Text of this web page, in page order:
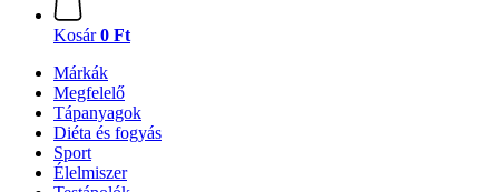
Kosár 0 Ft
Márkák
Megfelelő
Tápanyagok
Diéta és fogyás
Sport
Élelmiszer